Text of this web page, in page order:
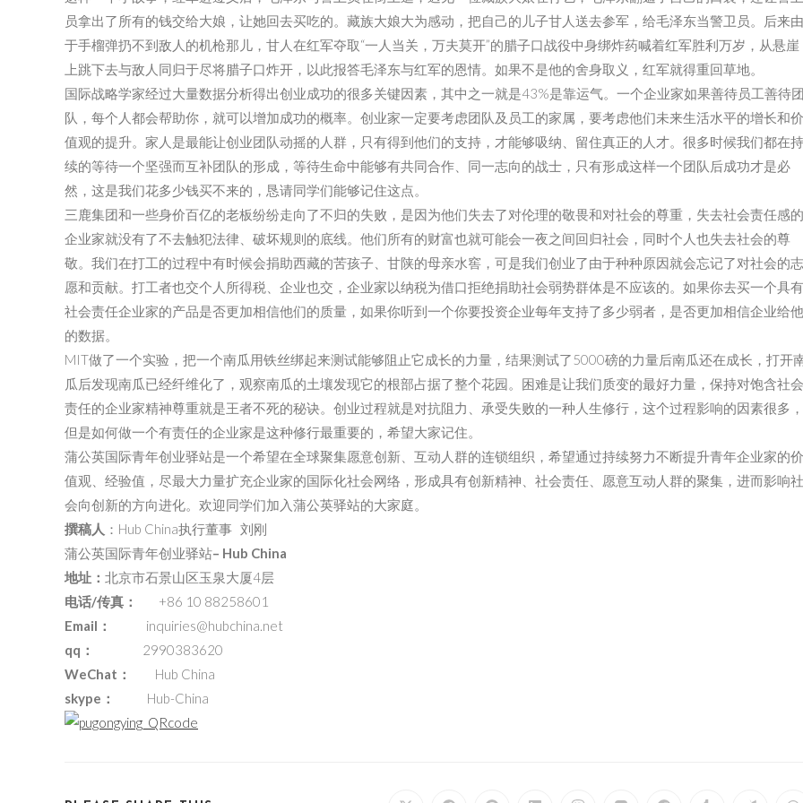
员拿出了所有的钱交给大娘，让她回去买吃的。藏族大娘大为感动，把自己的儿子甘人送去参军，给毛泽东当警卫员。后来由
于手榴弹扔不到敌人的机枪那儿，甘人在红军夺取“一人当关，万夫莫开”的腊子口战役中身绑炸药喊着红军胜利万岁，从悬崖
上跳下去与敌人同归于尽将腊子口炸开，以此报答毛泽东与红军的恩情。如果不是他的舍身取义，红军就得重回草地。
国际战略学家经过大量数据分析得出创业成功的很多关键因素，其中之一就是43%是靠运气。一个企业家如果善待员工善待团
队，每个人都会帮助你，就可以增加成功的概率。创业家一定要考虑团队及员工的家属，要考虑他们未来生活水平的增长和价
值观的提升。家人是最能让创业团队动摇的人群，只有得到他们的支持，才能够吸纳、留住真正的人才。很多时候我们都在持
续的等待一个坚强而互补团队的形成，等待生命中能够有共同合作、同一志向的战士，只有形成这样一个团队后成功才是必
然，这是我们花多少钱买不来的，恳请同学们能够记住这点。
三鹿集团和一些身价百亿的老板纷纷走向了不归的失败，是因为他们失去了对伦理的敬畏和对社会的尊重，失去社会责任感的
企业家就没有了不去触犯法律、破坏规则的底线。他们所有的财富也就可能会一夜之间回归社会，同时个人也失去社会的尊
敬。我们在打工的过程中有时候会捐助西藏的苦孩子、甘陕的母亲水窖，可是我们创业了由于种种原因就会忘记了对社会的志
愿和贡献。打工者也交个人所得税、企业也交，企业家以纳税为借口拒绝捐助社会弱势群体是不应该的。如果你去买一个具有
社会责任企业家的产品是否更加相信他们的质量，如果你听到一个你要投资企业每年支持了多少弱者，是否更加相信企业给他
的数据。
MIT做了一个实验，把一个南瓜用铁丝绑起来测试能够阻止它成长的力量，结果测试了5000磅的力量后南瓜还在成长，打开
瓜后发现南瓜已经纤维化了，观察南瓜的土壤发现它的根部占据了整个花园。困难是让我们质变的最好力量，保持对饱含社会
责任的企业家精神尊重就是王者不死的秘诀。创业过程就是对抗阻力、承受失败的一种人生修行，这个过程影响的因素很多，
但是如何做一个有责任的企业家是这种修行最重要的，希望大家记住。
蒲公英国际青年创业驿站是一个希望在全球聚集愿意创新、互动人群的连锁组织，希望通过持续努力不断提升青年企业家的价
值观、经验值，尽最大力量扩充企业家的国际化社会网络，形成具有创新精神、社会责任、愿意互动人群的聚集，进而影响社
会向创新的方向进化。欢迎同学们加入蒲公英驿站的大家庭。
撰稿人 ：Hub China执行董事 刘刚
蒲公英国际青年创业驿站– Hub China
地址： 北京市石景山区玉泉大厦4层
电话/传真：
+86 10 88258601
Email：
inquiries@hubchina.net
qq：
2990383620
WeChat：
Hub China
skype： Hub-China